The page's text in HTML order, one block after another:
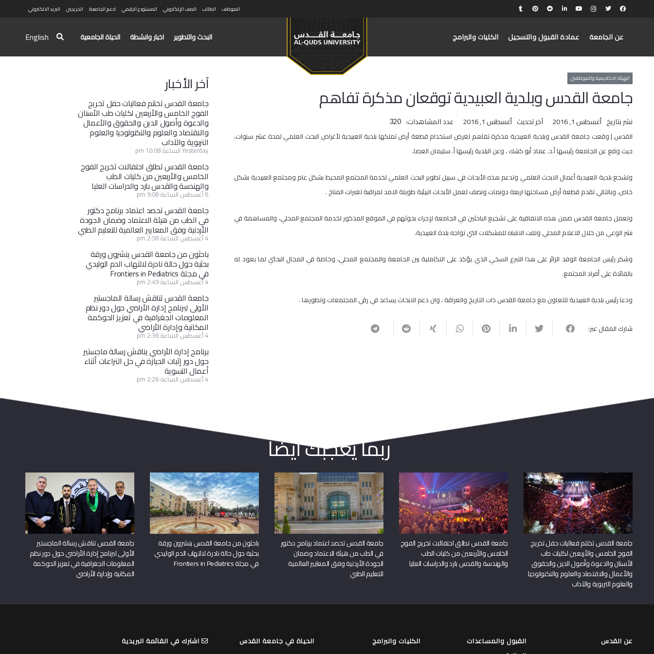
الموظف الطالب الصف الإلكتروني المستودع الرقمي ادعم الجامعة الخريجين البريد الالكتروني
عن الجامعة عمادة القبول والتسجيل الكليات والبرامج البحث والتطوير اخبار وانشطة الحياة الجامعية English
الهيئة الاكاديمية والموظفين
جامعة القدس وبلدية العبيدية توقعان مذكرة تفاهم
نشر بتاريخ أغسطس 1, 2016 آخر تحديث أغسطس 1, 2016 عدد المشاهدات: 320
القدس | وقعت جامعة القدس وبلدية العبيدية مذكرة تفاهم لغرض استخدام قطعة أرض تملكها بلدية العبيدية لأغراض البحث العلمي لمدة عشر سنوات،
حيث وقع عن الجامعة رئيسها أ.د. عماد أبو كشك ، وعن البلدية رئيسها أ. سليمان العصا.
وتشجع بلدية العبيدية أعمال الابحث العلمي وتدعم هذه الأبحاث في سبيل تطوير البحث العلمي لخدمة المجتمع المحيط بشكل عام ومجتمع العبيدية بشكل
خاص، وبالتالي تقدم قطعة أرض مساحتها اربعة دونمات ونصف لعمل الأبحاث البيئية طويلة الامد لمراقبة تغيرات المناخ .
وتعمل جامعة القدس ضمن هذه الاتفاقية على تشجيع الباحثين في الجامعة لإجراء بحوثهم في الموقع المذكور لخدمة المجتمع المحلي، والمساهمة في
نشر الوعي من خلال الاعلام المحلي ولفت الانتباه للمشكلات التي تواجه بلدة العبيدية.
وشكر رئيس الجامعة الوفد الزائر على هذا التبرع السخي الذي يؤكد على التكاملية بين الجامعة والمجتمع المحلي، وخاصة في المجال البحثي لما يعود له
بالفائدة على أفراد المجتمع.
ودعا رئيس بلدية العبيدية للتعاون مع جامعة القدس ذات التاريخ والعراقة ، وان دعم الابحاث يساعد في رقي المجتمعات وتطورها .
شارك المقال عبر:
آخر الأخبار
جامعة القدس تختتم فعاليات حفل تخريج
الفوج الخامس والأربعين لكليات طب الأسنان
والدعوة وأصول الدين والحقوق والأعمال
والاقتصاد والعلوم والتكنولوجيا والعلوم
التربوية والآداب
Yesterday الساعة 10:08 pm
جامعة القدس تطلق احتفالات تخريج الفوج
الخامس والأربعين من كليات الطب
والهندسة والقدس بارد والدراسات العليا
6 أغسطس الساعة 9:08 pm
جامعة القدس تحصد اعتماد برنامج دكتور
في الطب من هيئة الاعتماد وضمان الجودة
الأردنية وفق المعايير العالمية للتعليم الطبي
4 أغسطس الساعة 2:58 pm
باحثون من جامعة القدس ينشرون ورقة
بحثية حول حالة نادرة لالتهاب الدم الوليدي
في مجلة Frontiers in Pediatrics
4 أغسطس الساعة 2:49 pm
جامعة القدس تناقش رسالة الماجستير
الأولى لبرنامج إدارة الأراضي حول دور نظم
المعلومات الجغرافية في تعزيز الحوكمة
المكانية وإدارة الأراضي
4 أغسطس الساعة 2:36 pm
برنامج إدارة الأراضي يناقش رسالة ماجستير
حول دور إثبات الحيازة في حل النزاعات أثناء
أعمال التسوية
4 أغسطس الساعة 2:26 pm
ربما يعجبك أيضا
جامعة القدس تختتم فعاليات حفل تخريج
الفوج الخامس والأربعين لكليات طب
الأسنان والدعوة وأصول الدين والحقوق
والأعمال والاقتصاد والعلوم والتكنولوجيا
والعلوم التربوية والآداب
جامعة القدس تطلق احتفالات تخريج الفوج
الخامس والأربعين من كليات الطب
والهندسة والقدس بارد والدراسات العليا
جامعة القدس تحصد اعتماد برنامج دكتور
في الطب من هيئة الاعتماد وضمان
الجودة الأردنية وفق المعايير العالمية
للتعليم الطبي
باحثون من جامعة القدس ينشرون ورقة
بحثية حول حالة نادرة لالتهاب الدم الوليدي
في مجلة Frontiers in Pediatrics
جامعة القدس تناقش رسالة الماجستير
الأولى لبرنامج إدارة الأراضي حول دور نظم
المعلومات الجغرافية في تعزيز الحوكمة
المكانية وإدارة الأراضي
عن القدس
القبول والمساعدات
الكليات والبرامج الحياة في جامعة القدس اشترك في القائمة البريدية